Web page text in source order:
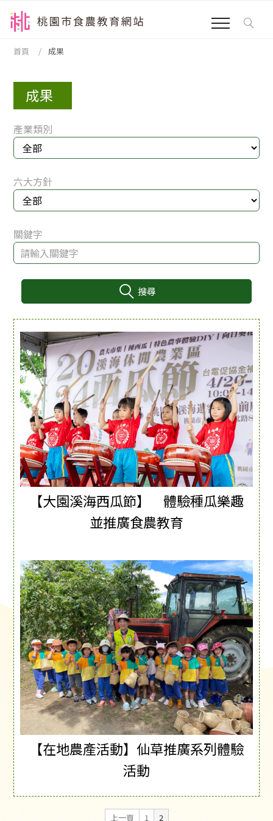
首頁 成果
成果
產業類別
六大方針
關鍵字
搜尋
【大園溪海西瓜節】 體驗種瓜樂趣
並推廣食農教育
【在地農產活動】仙草推廣系列體驗
活動
上一頁 1 2